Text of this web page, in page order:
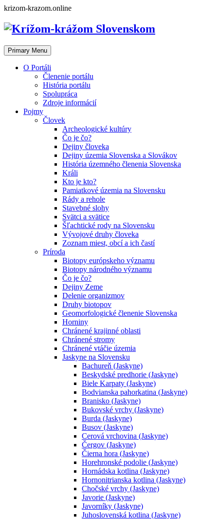
Skip
content
krizom-krazom.online
Primary Menu
O Portáli
Členenie portálu
História portálu
Spolupráca
Zdroje informácií
Pojmy
Človek
Archeologické kultúry
Čo je čo?
Dejiny človeka
Dejiny územia Slovenska a Slovákov
História územného členenia Slovenska
Králi
Kto je kto?
Pamiatkové územia na Slovensku
Rády a rehole
Stavebné slohy
Svätci a svätice
Šľachtické rody na Slovensku
Vývojové druhy človeka
Zoznam miest, obcí a ich častí
Príroda
Biotopy európskeho významu
Biotopy národného významu
Čo je čo?
Dejiny Zeme
Delenie organizmov
Druhy biotopov
Geomorfologické členenie Slovenska
Horniny
Chránené krajinné oblasti
Chránené stromy
Chránené vtáčie územia
Jaskyne na Slovensku
Bachureň (Jaskyne)
Beskydské predhorie (Jaskyne)
Biele Karpaty (Jaskyne)
Bodvianska pahorkatina (Jaskyne)
Branisko (Jaskyne)
Bukovské vrchy (Jaskyne)
Burda (Jaskyne)
Busov (Jaskyne)
Cerová vrchovina (Jaskyne)
Čergov (Jaskyne)
Čierna hora (Jaskyne)
Horehronské podolie (Jaskyne)
Hornádska kotlina (Jaskyne)
Hornonitrianska kotlina (Jaskyne)
Chočské vrchy (Jaskyne)
Javorie (Jaskyne)
Javorníky (Jaskyne)
Juhoslovenská kotlina (Jaskyne)